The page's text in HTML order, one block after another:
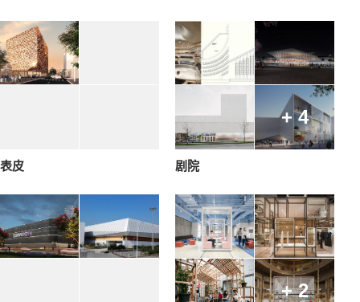
表皮
+ 4
剧院
+ 2